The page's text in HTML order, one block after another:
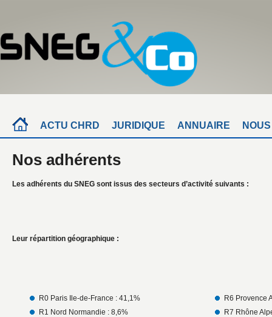
ACTU CHRD JURIDIQUE ANNUAIRE
Nos adhérents
Les adhérents du SNEG sont issus des secteurs d’activité suivants :
Leur répartition géographique :
R0 Paris Ile-de-France : 41,1%
R1 Nord Normandie : 8,6%
R6 Provence
R7 Rhône